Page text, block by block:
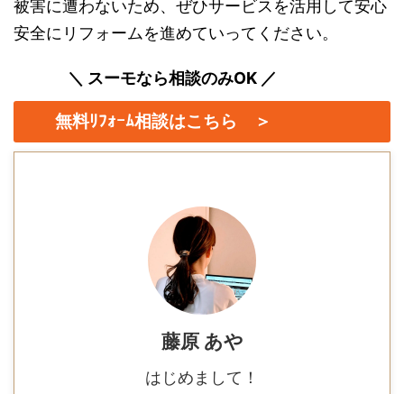
被害に遭わないため、ぜひサービスを活用して安心
安全にリフォームを進めていってください。
＼ スーモなら相談のみOK ／
無料ﾘﾌｫｰﾑ相談はこちら ＞
藤原 あや
はじめまして！